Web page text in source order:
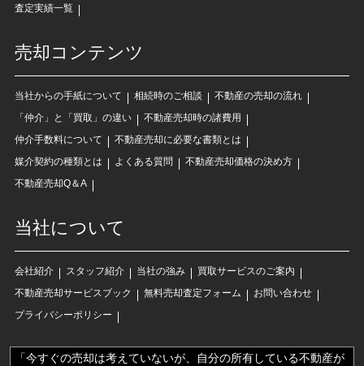
査定実績一覧
売却コンテンツ
当社からの手紙について 相続時のご相談
不動産の売却の流れ
「仲介」と「買取」の違い
不動産売却時の諸費用
仲介手数料について
不動産売却に必要な書類とは
媒介契約の種類とは
よくある質問
不動産売却価格の決め方
不動産売却Q＆A
当社について
会社紹介 スタッフ紹介 当社の強み
買取サービスのご案内
不動産売却サービスブック
無料売却査定フォーム
お問い合わせ
プライバシーポリシー
「今すぐの売却は考えていないが、自分の所有している不動産が